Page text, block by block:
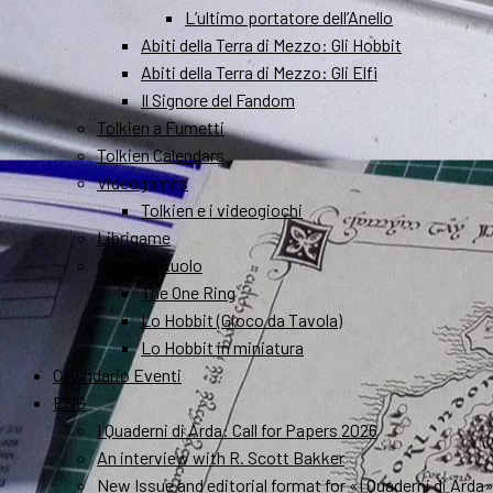
L’ultimo portatore dell’Anello
Abiti della Terra di Mezzo: Gli Hobbit
Abiti della Terra di Mezzo: Gli Elfi
Il Signore del Fandom
Tolkien a Fumetti
Tolkien Calendars
Videogames
Tolkien e i videogiochi
Librigame
Gioco di Ruolo
The One Ring
Lo Hobbit (Gioco da Tavola)
Lo Hobbit in miniatura
Calendario Eventi
ENG
I Quaderni di Arda: Call for Papers 2026
An interview with R. Scott Bakker
New Issue and editorial format for «I Quaderni di Arda»